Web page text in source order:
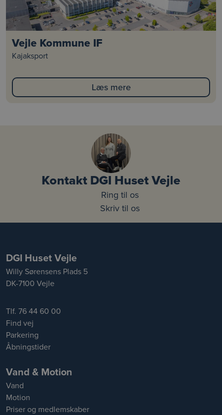
Vejle Kommune IF
Kajaksport
Læs mere
Kontakt DGI Huset Vejle
Ring til os
Skriv til os
DGI Huset Vejle
Willy Sørensens Plads 5
DK-7100 Vejle
Tlf. 76 44 60 00
Find vej
Parkering
Åbningstider
Vand & Motion
Vand
Motion
Priser og medlemskaber